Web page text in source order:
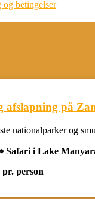
og betingelser
afslapning på
nationalparker og
Safari i Lake
person